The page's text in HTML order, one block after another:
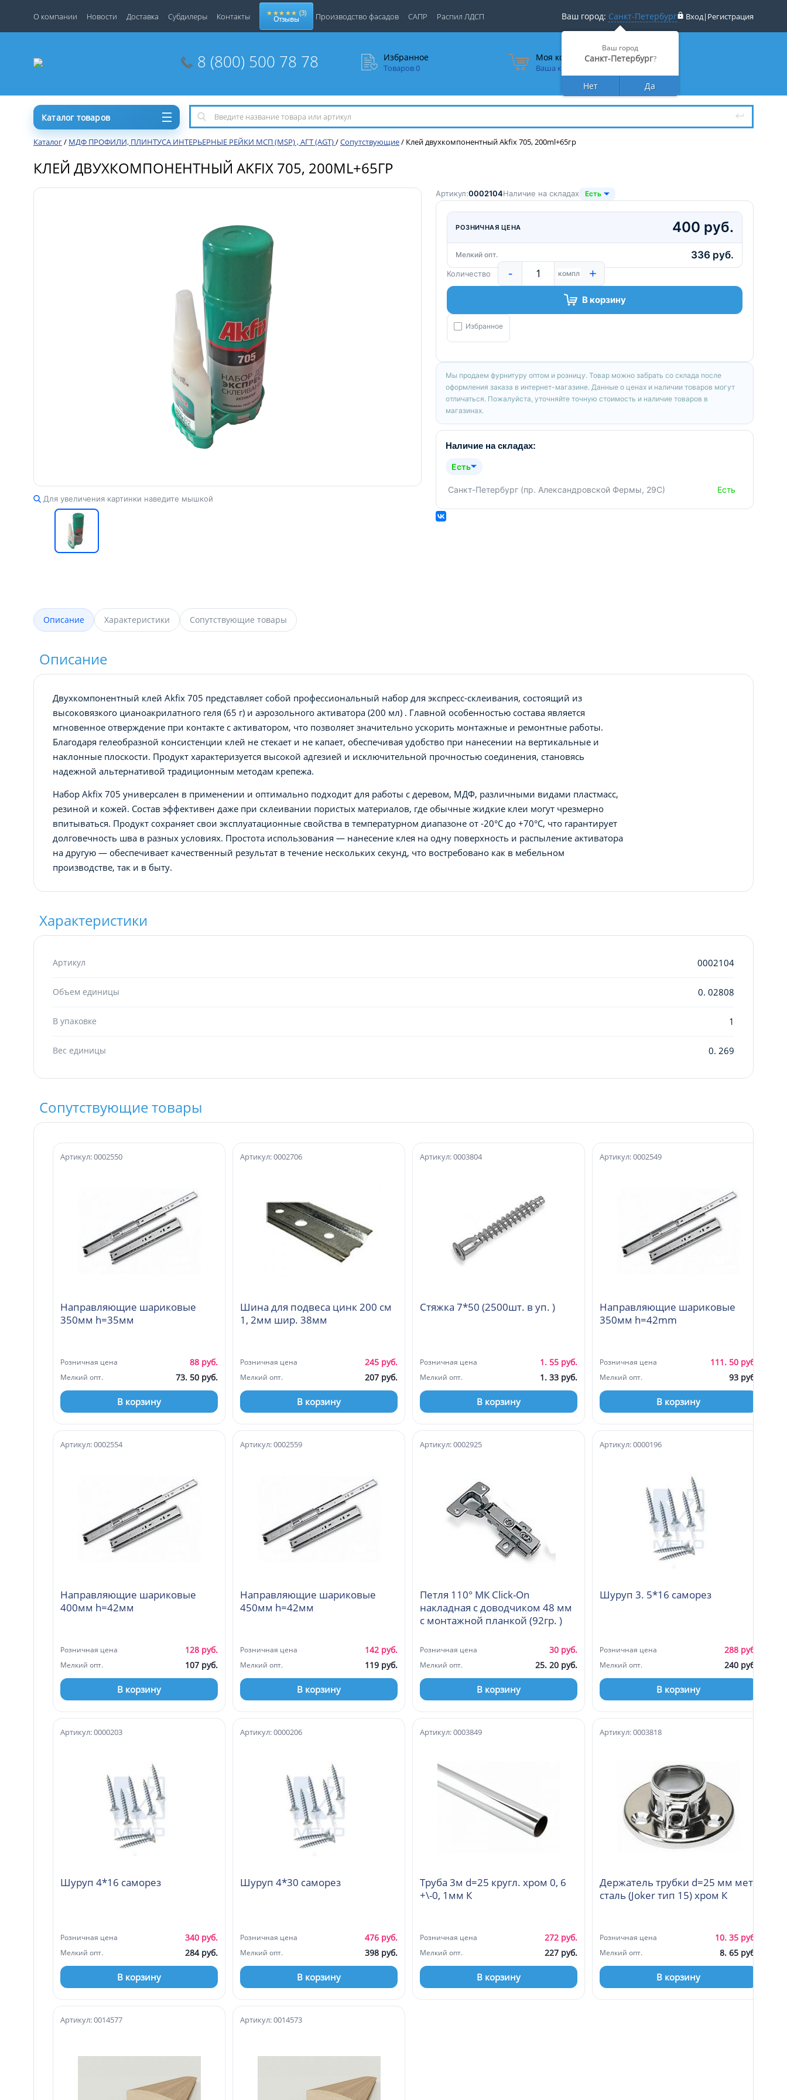
Ваш город: Санкт-Петербург
Ваш город
Санкт-Петербург?
Нет Да
Вход| Регистрация
О компании Новости Доставка Субдилеры Контакты ★★★★★ (3)
Отзывы Производство фасадов САПР Распил ЛДСП
8 (800) 500 78 78 Избранное
Товаров0
Моя корзина
Ваша корзина пуста
Каталог товаров
Каталог/ МДФ ПРОФИЛИ, ПЛИНТУСА ИНТЕРЬЕРНЫЕ РЕЙКИ МСП (MSP) , АГТ (AGT)/Cопутствующие/ Клей двухкомпонентный Аkfix 705, 200ml+65гр
КЛЕЙ ДВУХКОМПОНЕНТНЫЙ АKFIX 705, 200ML+65ГР
Для увеличения картинки наведите мышкой
Артикул:0002104Наличие на складах Есть
РОЗНИЧНАЯ ЦЕНА 400 руб.
Мелкий опт. 336 руб.
Количество - компл +
В корзину
Избранное
Мы продаем фурнитуру оптом и розницу. Товар можно забрать со склада после
оформления заказа в интернет-магазине. Данные о ценах и наличии товаров могут
отличаться. Пожалуйста, уточняйте точную стоимость и наличие товаров в
магазинах.
Наличие на складах:
Есть
Санкт-Петербург (пр. Александровской Фермы, 29С) Есть
Описание Характеристики Сопутствующие товары
Описание
Двухкомпонентный клей Akfix 705 представляет собой профессиональный набор для экспресс-склеивания, состоящий из
высоковязкого цианоакрилатного геля (65 г) и аэрозольного активатора (200 мл) . Главной особенностью состава является
мгновенное отверждение при контакте с активатором, что позволяет значительно ускорить монтажные и ремонтные работы.
Благодаря гелеобразной консистенции клей не стекает и не капает, обеспечивая удобство при нанесении на вертикальные и
наклонные плоскости. Продукт характеризуется высокой адгезией и исключительной прочностью соединения, становясь
надежной альтернативой традиционным методам крепежа.
Набор Akfix 705 универсален в применении и оптимально подходит для работы с деревом, МДФ, различными видами пластмасс,
резиной и кожей. Состав эффективен даже при склеивании пористых материалов, где обычные жидкие клеи могут чрезмерно
впитываться. Продукт сохраняет свои эксплуатационные свойства в температурном диапазоне от -20°C до +70°C, что гарантирует
долговечность шва в разных условиях. Простота использования — нанесение клея на одну поверхность и распыление активатора
на другую — обеспечивает качественный результат в течение нескольких секунд, что востребовано как в мебельном
производстве, так и в быту.
Характеристики
Артикул 0002104
Объем единицы 0. 02808
В упаковке 1
Вес единицы 0. 269
Сопутствующие товары
Направляющие шариковые
350мм h=35мм
Артикул: 0002550
Розничная цена 88 руб.
Мелкий опт. 73. 50 руб.
В корзину
Шина для подвеса цинк 200 см
1, 2мм шир. 38мм
Артикул: 0002706
Розничная цена 245 руб.
Мелкий опт. 207 руб.
В корзину
Стяжка 7*50 (2500шт. в уп. )
Артикул: 0003804
Розничная цена 1. 55 руб.
Мелкий опт. 1. 33 руб.
В корзину
Направляющие шариковые
350мм h=42mm
Артикул: 0002549
Розничная цена 111. 50 руб.
Мелкий опт. 93 руб.
В корзину
Направляющие шариковые
400мм h=42мм
Артикул: 0002554
Розничная цена 128 руб.
Мелкий опт. 107 руб.
В корзину
Направляющие шариковые
450мм h=42мм
Артикул: 0002559
Розничная цена 142 руб.
Мелкий опт. 119 руб.
В корзину
Петля 110° МК Click-On
накладная с доводчиком 48 мм
с монтажной планкой (92гр. )
Артикул: 0002925
Розничная цена 30 руб.
Мелкий опт. 25. 20 руб.
В корзину
Шуруп 3. 5*16 саморез
Артикул: 0000196
Розничная цена 288 руб.
Мелкий опт. 240 руб.
В корзину
Шуруп 4*16 саморез
Артикул: 0000203
Розничная цена 340 руб.
Мелкий опт. 284 руб.
В корзину
Шуруп 4*30 саморез
Артикул: 0000206
Розничная цена 476 руб.
Мелкий опт. 398 руб.
В корзину
Труба 3м d=25 кругл. хром 0, 6
+\-0, 1мм К
Артикул: 0003849
Розничная цена 272 руб.
Мелкий опт. 227 руб.
В корзину
Держатель трубки d=25 мм мет
сталь (Joker тип 15) хром К
Артикул: 0003818
Розничная цена 10. 35 руб.
Мелкий опт. 8. 65 руб.
В корзину
Артикул: 0014577 Артикул: 0014573